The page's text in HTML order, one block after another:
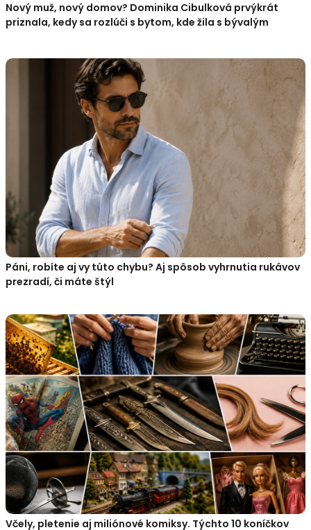
Nový muž, nový domov? Dominika Cibulková prvýkrát
priznala, kedy sa rozlúči s bytom, kde žila s bývalým
Páni, robíte aj vy túto chybu? Aj spôsob vyhrnutia rukávov
prezradí, či máte štýl
Včely, pletenie aj miliónové komiksy. Týchto 10 koníčkov